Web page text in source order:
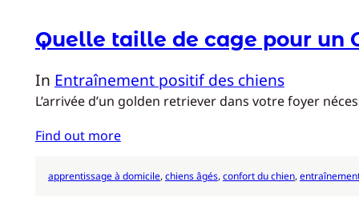
Quelle taille de cage pour un
In Entraînement positif des chiens
L’arrivée d’un golden retriever dans votre foyer
Find out more
apprentissage à domicile, chiens âgés, confort du chien,